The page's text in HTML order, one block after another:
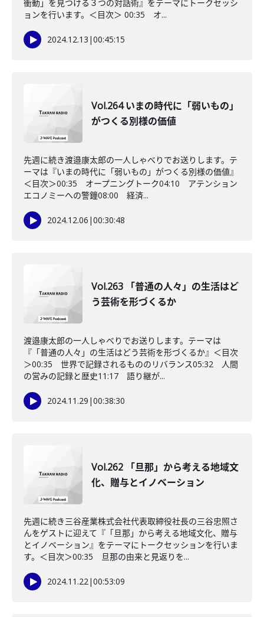
衝動」を見つける３つの対話術』をテーマにトークセッシ
ョンを行います。＜目次＞ 00:35 オ...
2024.12.13 |00:45:15
Vol.264 いまの時代に「弱いもの」
がつくる別様の価値
先週に続き渡邉康太郎の一人しゃべりでお送りします。テ
ーマは『いまの時代に「弱いもの」がつくる別様の価値』
＜目次＞00:35 オープニングトーク04:10 アテンション
エコノミーへの警鐘08:00 経済...
2024.12.06 |00:30:48
Vol.263 「普通の人々」の生活はど
う芸術を形づくるか
渡邉康太郎の一人しゃべりでお送りします。テーマは
『「普通の人々」の生活はどう芸術を形づくるか』＜目次
＞00:35 世界で記録されるもののリバランス05:32 人間
の営みの記録と歴史11:17 語り継が...
2024.11.29 |00:38:30
Vol.262 「旦那」から考える地域文
化、贈与とイノベーション
先週に続き三谷産業株式会社代表取締役社長の三谷忠照さ
んをゲストに迎えて『「旦那」から考える地域文化、贈与
とイノベーション』をテーマにトークセッションを行いま
す。＜目次＞00:35 旦那の由来と見返りを...
2024.11.22|00:53:09